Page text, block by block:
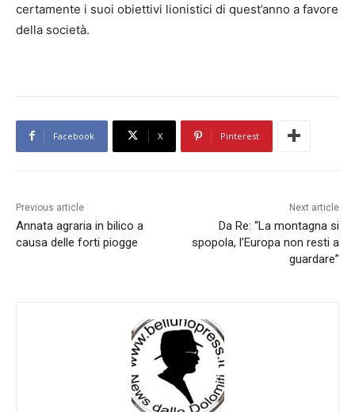
certamente i suoi obiettivi lionistici di quest’anno a favore
della società.
Facebook X Pinterest
Previous article
Annata agraria in bilico a
causa delle forti piogge
Next article
Da Re: “La montagna si
spopola, l’Europa non resti a
guardare”